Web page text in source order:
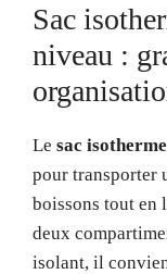
Sac
niveau :
Le sac
pour transporter
boissons tout en
deux
isolant, il